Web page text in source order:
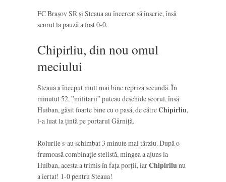
FC Brașov SR și Steaua au încercat să înscrie, însă
scorul la pauză a fost 0-0.
Chipirliu, din nou omul
meciului
Steaua a început mult mai bine repriza secundă. În
minutul 52, ”militarii” puteau deschide scorul, însă
Huiban, găsit foarte bine cu o pasă, de cătreChipirliu,
l-a luat la țintă pe portarul Gârniță.
Rolurile s-au schimbat 3 minute mai târziu. După o
frumoasă combinație stelistă, mingea a ajuns la
Huiban, acesta a trimis în fața porții, iarChipirliunu
a iertat! 1-0 pentru Steaua!